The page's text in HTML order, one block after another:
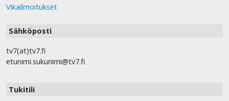
Vikailmoitukset
Sähköposti
tv7(at)tv7.fi
etunimi.sukunimi@tv7.fi
Tukitili